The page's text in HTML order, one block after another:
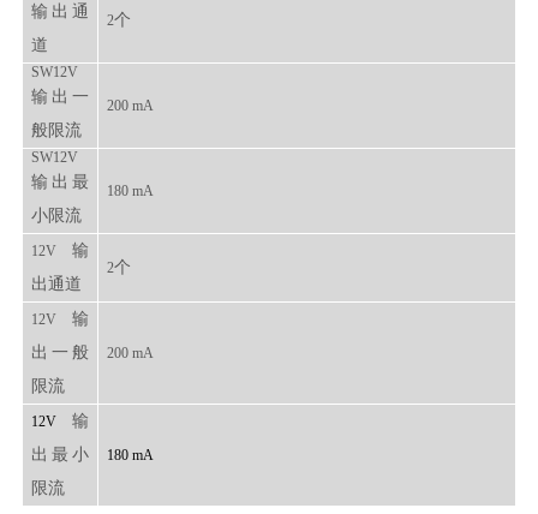
输出通
道
2个
SW12V
输出一
般限流
200 mA
SW12V
输出最
小限流
180 mA
12V输
出通道
2个
12V输
出一般
限流
200 mA
12V输
出最小
限流
180 mA